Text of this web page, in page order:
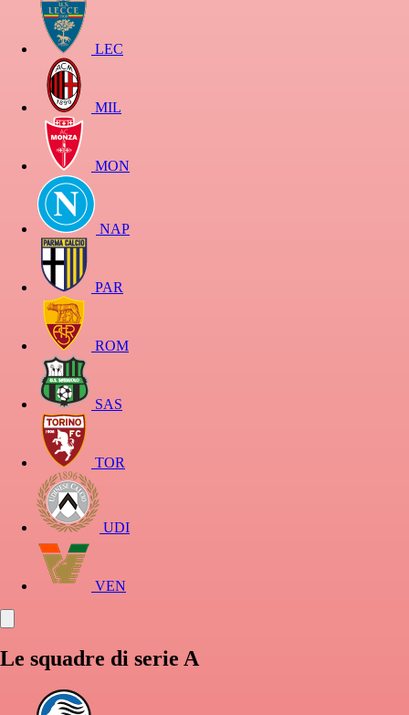
LEC
MIL
MON
NAP
PAR
ROM
SAS
TOR
UDI
VEN
Le squadre di serie A